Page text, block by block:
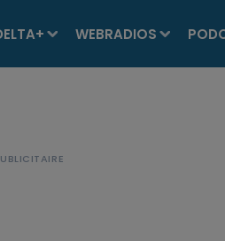
WEBRADIOS